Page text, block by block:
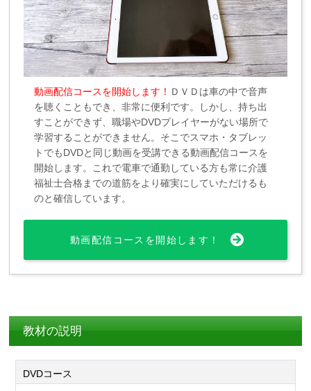
動画配信コースを開始します！ ＤＶＤは車の中で音声
を聴くこともでき、非常に便利です。しかし、持ち出
すことができず、職場やDVDプレイヤーがない場所で
学習することができません。そこでスマホ・タブレッ
トでもDVDと同じ動画を受講できる動画配信コースを
開始します。これで電車で通勤している方も常に介護
福祉士合格までの道筋をより確実にしていただけるも
のと確信しています。
動画配信コースを開始します！
教材の説明
DVDコース